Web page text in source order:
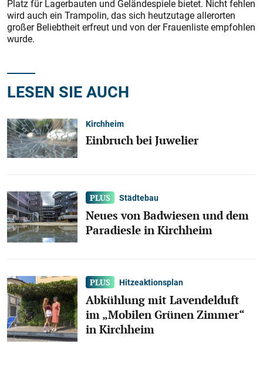
Platz für Lagerbauten und Geländespiele bietet. Nicht fehlen
wird auch ein Trampolin, das sich heutzutage allerorten
großer Beliebtheit erfreut und von der Frauenliste empfohlen
wurde.
LESEN SIE AUCH
Kirchheim
Einbruch bei Juwelier
Städtebau
Neues von Badwiesen und dem
Paradiesle in Kirchheim
Hitzeaktionsplan
Abkühlung mit Lavendelduft
im „Mobilen Grünen Zimmer“
in Kirchheim